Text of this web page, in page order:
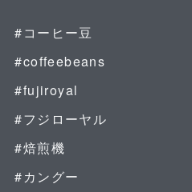
#コーヒー豆
#coffeebeans
#fujiroyal
#フジローヤル
#焙煎機
#カングー